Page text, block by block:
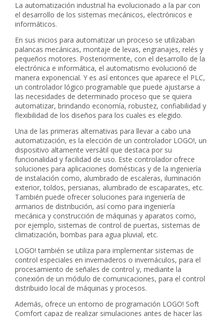
La automatización industrial ha evolucionado a la par con
el desarrollo de los sistemas mecánicos, electrónicos e
informáticos.
En sus inicios para automatizar un proceso se utilizaban
palancas mecánicas, montaje de levas, engranajes, relés y
pequeños motores. Posteriormente, con el desarrollo de la
electrónica e informática, el automatismo evolucionó de
manera exponencial. Y es así entonces que aparece el PLC,
un controlador lógico programable que puede ajustarse a
las necesidades de determinado proceso que se quiera
automatizar, brindando economía, robustez, confiabilidad y
flexibilidad de los diseños para los cuales es elegido.
Una de las primeras alternativas para llevar a cabo una
automatización, es la elección de un controlador LOGO!, un
dispositivo altamente versátil que destaca por su
funcionalidad y facilidad de uso. Este controlador ofrece
soluciones para aplicaciones domésticas y de la ingeniería
de instalación como, alumbrado de escaleras, iluminación
exterior, toldos, persianas, alumbrado de escaparates, etc.
También puede ofrecer soluciones para ingeniería de
armarios de distribución, así como para ingeniería
mecánica y construcción de máquinas y aparatos como,
por ejemplo, sistemas de control de puertas, sistemas de
climatización, bombas para agua pluvial, etc.
LOGO! también se utiliza para implementar sistemas de
control especiales en invernaderos o invernáculos, para el
procesamiento de señales de control y, mediante la
conexión de un módulo de comunicaciones, para el control
distribuido local de máquinas y procesos.
Además, ofrece un entorno de programación LOGO! Soft
Comfort capaz de realizar simulaciones antes de hacer las